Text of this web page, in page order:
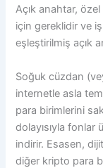
Açık anahtar,
için gereklidir ve
eşleştirilmiş açık
Soğuk cüzdan
internetle asla
para birimlerini
dolayısıyla fonlar
indirir. Esasen,
diğer kripto para